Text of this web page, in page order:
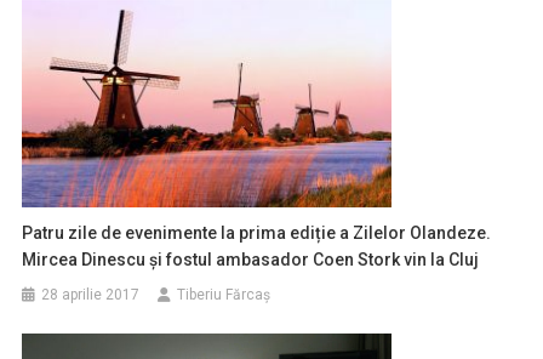
Patru zile de evenimente la prima ediție a Zilelor Olandeze.
Mircea Dinescu și fostul ambasador Coen Stork vin la Cluj
28 aprilie 2017 Tiberiu Fărcaş